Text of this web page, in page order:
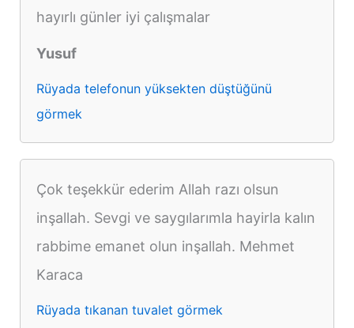
hayırlı günler iyi çalışmalar
Yusuf
Rüyada telefonun yüksekten düştüğünü
görmek
Çok teşekkür ederim Allah razı olsun
inşallah. Sevgi ve saygılarımla hayirla kalın
rabbime emanet olun inşallah. Mehmet
Karaca
Rüyada tıkanan tuvalet görmek